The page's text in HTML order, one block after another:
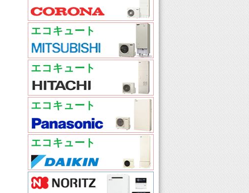
エコキュート
エコキュート
エコキュート
エコキュート